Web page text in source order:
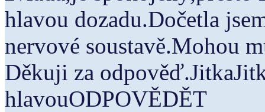
hlavou dozadu.Dočetla
nervové soustavě.Mohou
Děkuji za
hlavouODPOVĚDĚT